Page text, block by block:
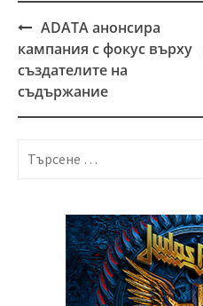
Post
navigation
ADATA анонсира
кампания с фокус върху
създателите на
съдържание
Търсене